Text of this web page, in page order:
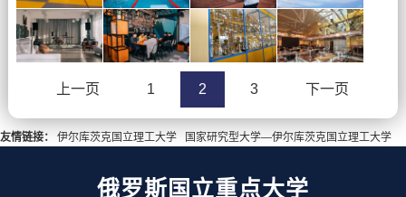
上一页 1 2 3 下一页
友情链接： 伊尔库茨克国立理工大学 国家研究型大学—伊尔库茨克国立理工大学
俄罗斯国立重点大学